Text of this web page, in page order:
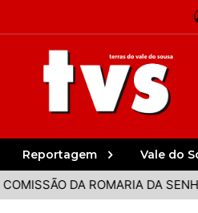
Reportagem Vale do
DA ROMARIA DA SENHORA